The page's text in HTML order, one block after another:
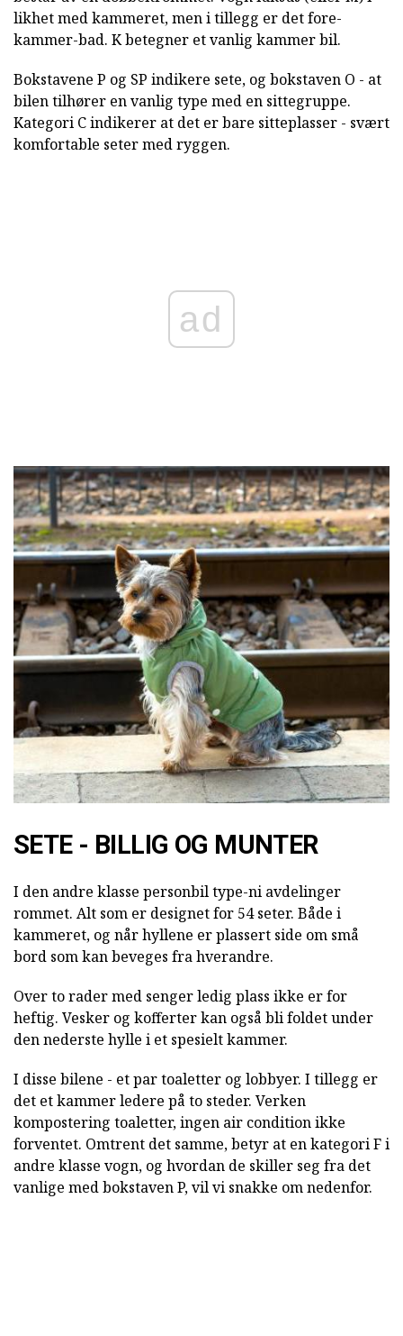
likhet med kammeret, men i tillegg er det fore-
kammer-bad. K betegner et vanlig kammer bil.
Bokstavene P og SP indikere sete, og bokstaven O - at
bilen tilhører en vanlig type med en sittegruppe.
Kategori C indikerer at det er bare sitteplasser - svært
komfortable seter med ryggen.
ad
SETE - BILLIG OG MUNTER
I den andre klasse personbil type-ni avdelinger
rommet. Alt som er designet for 54 seter. Både i
kammeret, og når hyllene er plassert side om små
bord som kan beveges fra hverandre.
Over to rader med senger ledig plass ikke er for
heftig. Vesker og kofferter kan også bli foldet under
den nederste hylle i et spesielt kammer.
I disse bilene - et par toaletter og lobbyer. I tillegg er
det et kammer ledere på to steder. Verken
kompostering toaletter, ingen air condition ikke
forventet. Omtrent det samme, betyr at en kategori F i
andre klasse vogn, og hvordan de skiller seg fra det
vanlige med bokstaven P, vil vi snakke om nedenfor.